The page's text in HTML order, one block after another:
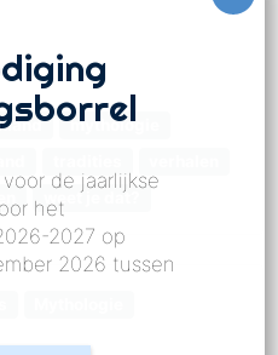
mythologie
weet je dat?
de jaarlijkse
het
2027 op
2026 tussen